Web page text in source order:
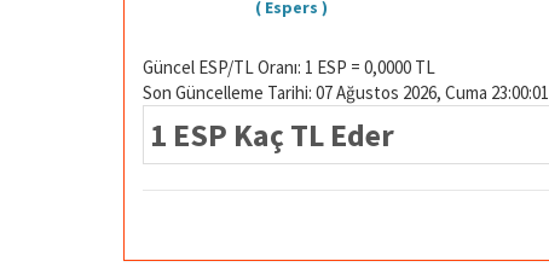
( Espers )
Güncel ESP/TL Oranı: 1 ESP = 0,0000 TL
Son Güncelleme Tarihi: 07 Ağustos 2026, Cuma 23:00:01
1 ESP Kaç TL Eder